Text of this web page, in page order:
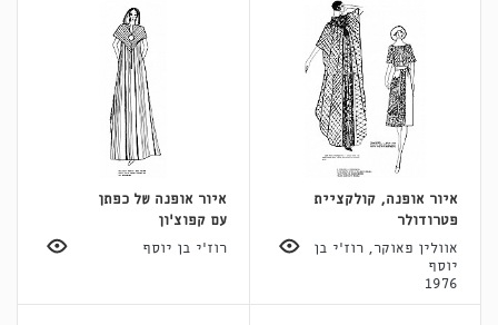
איור אופנה, קולקציית
פטרודולר
אוולין פאוקר, רוז'י בן
יוסף
1976
איור אופנה של כפתן
עם קפוצ'ון
רוז'י בן יוסף